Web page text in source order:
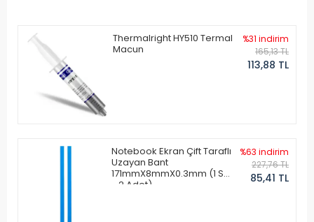
Thermalright HY510 Termal
Macun
%31 indirim
165,13 TL
113,88 TL
Notebook Ekran Çift Taraflı
Uzayan Bant
171mmX8mmX0.3mm (1 Set
- 2 Adet)
%63 indirim
227,76 TL
85,41 TL